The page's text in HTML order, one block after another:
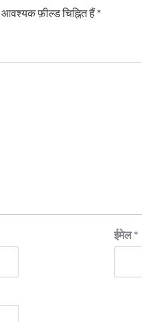
आवश्यक फ़ील्ड चिह्नित हैं*
ईमेल*